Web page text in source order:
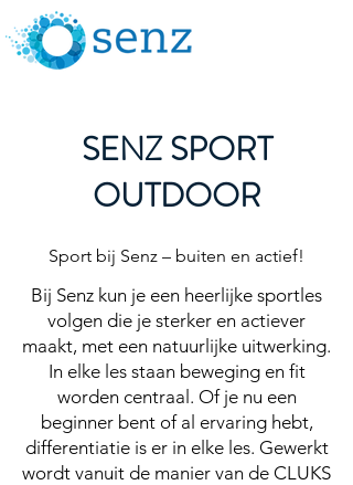
SENZ SPORT
OUTDOOR
Sport bij Senz – buiten en actief!
Bij Senz kun je een heerlijke sportles
volgen die je sterker en actiever
maakt, met een natuurlijke uitwerking.
In elke les staan beweging en fit
worden centraal. Of je nu een
beginner bent of al ervaring hebt,
differentiatie is er in elke les. Gewerkt
wordt vanuit de manier van de CLUKS